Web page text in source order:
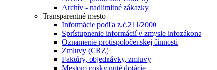
Archív - nadlimitné zákazky
Transparentné mesto
Informácie podľa z.č.211/2000
Sprístupnenie informácií v zmysle infozákona
Oznámenie protispoločenskej činnosti
Zmluvy (CRZ)
Faktúry, objednávky, zmluvy
Mestom poskytnuté dotácie